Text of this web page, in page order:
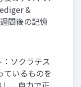
&
間後の記憶
ソクラテス
ているものを